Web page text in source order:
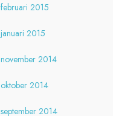
februari 2015
januari 2015
november 2014
oktober 2014
september 2014